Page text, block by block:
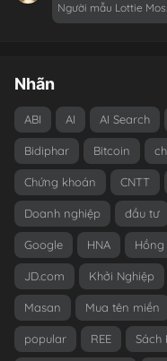
Người mẫu Lottie
Nhãn
ABI AI AI Search
Bidiphar Bitcoin
Chứng khoán CNTT
Doanh nghiệp đầu tư
Google HNA
JD.com Khởi Nghiệp
Masan Mua tên miền
popular REE Sách